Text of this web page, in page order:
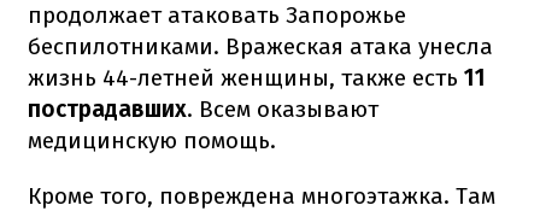
продолжает атаковать Запорожье
беспилотниками. Вражеская атака унесла
жизнь 44-летней женщины, также есть 11
пострадавших. Всем оказывают
медицинскую помощь.
Кроме того, повреждена многоэтажка. Там